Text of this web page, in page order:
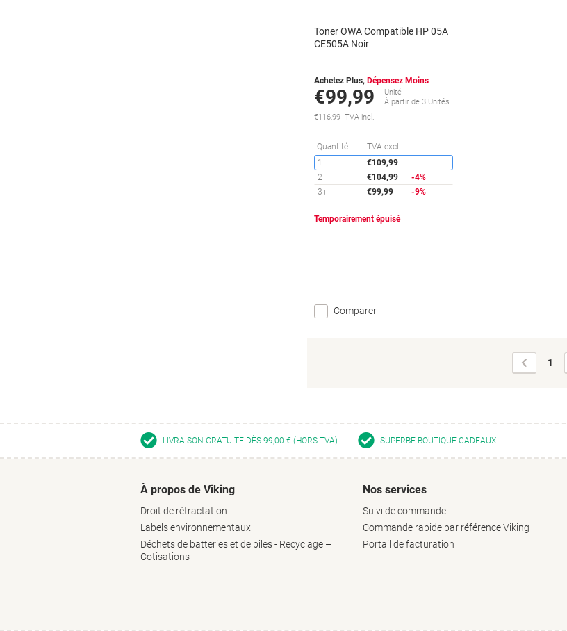
Toner OWA Compatible HP 05A
CE505A Noir
Achetez Plus, Dépensez Moins
€99,99
Unité
À partir de 3 Unités
€116,99 TVA incl.
Quantité TVA excl.
1
€109,99
2
€104,99
-4%
3+
€99,99 -9%
Temporairement épuisé
Comparer
Page1
LIVRAISON GRATUITE DÈS 99,00 € (HORS TVA) SUPERBE BOUTIQUE CADEAUX
À propos de Viking
Droit de rétractation
Labels environnementaux
Déchets de batteries et de piles - Recyclage –
Cotisations
Nos services
Suivi de commande
Commande rapide par référence Viking
Portail de facturation